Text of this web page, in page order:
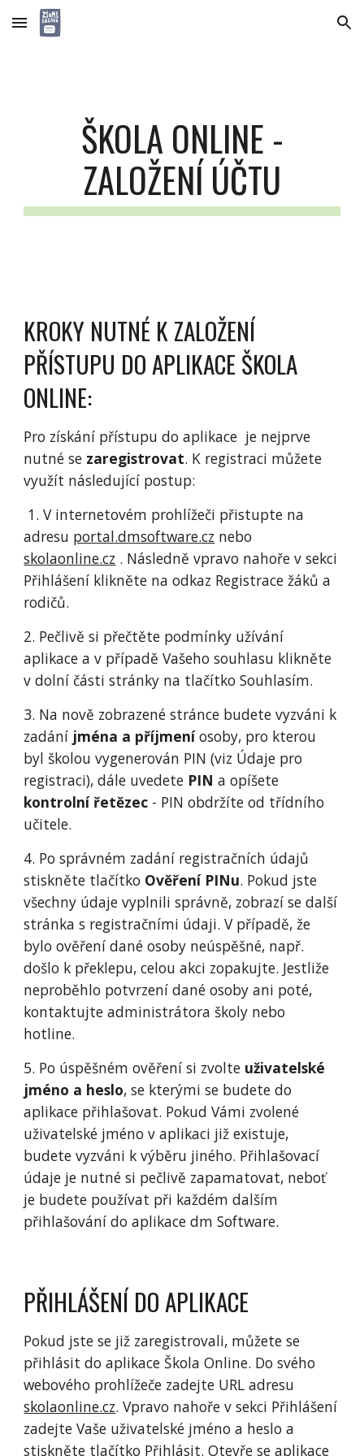
Skip to main content Skip to navigation
ŠKOLA ONLINE -
ZALOŽENÍ ÚČTU
KROKY NUTNÉ K ZALOŽENÍ
PŘÍSTUPU DO APLIKACE ŠKOLA
ONLINE:
Pro získání přístupu do aplikace je nejprve
nutné se zaregistrovat. K registraci můžete
využít následující postup:
1. V internetovém prohlížeči přistupte na
adresu portal.dmsoftware.cz nebo
skolaonline.cz . Následně vpravo nahoře v sekci
Přihlášení klikněte na odkaz Registrace žáků a
rodičů.
2. Pečlivě si přečtěte podmínky užívání
aplikace a v případě Vašeho souhlasu klikněte
v dolní části stránky na tlačítko Souhlasím.
3. Na nově zobrazené stránce budete vyzváni k
zadání jména a příjmeníosoby, pro kterou
byl školou vygenerován PIN (viz Údaje pro
registraci), dále uvedete PIN a opíšete
kontrolní řetězec - PIN obdržíte od třídního
učitele.
4. Po správném zadání registračních údajů
stiskněte tlačítko Ověření PINu. Pokud jste
všechny údaje vyplnili správně, zobrazí se další
stránka s registračními údaji. V případě, že
bylo ověření dané osoby neúspěšné, např.
došlo k překlepu, celou akci zopakujte. Jestliže
neproběhlo potvrzení dané osoby ani poté,
kontaktujte administrátora školy nebo
hotline.
5. Po úspěšném ověření si zvolte uživatelské
jméno a heslo, se kterými se budete do
aplikace přihlašovat. Pokud Vámi zvolené
uživatelské jméno v aplikaci již existuje,
budete vyzváni k výběru jiného. Přihlašovací
údaje je nutné si pečlivě zapamatovat, neboť
je budete používat při každém dalším
přihlašování do aplikace dm Software.
PŘIHLÁŠENÍ DO APLIKACE
Pokud jste se již zaregistrovali, můžete se
přihlásit do aplikace Škola Online. Do svého
webového prohlížeče zadejte URL adresu
skolaonline.cz. Vpravo nahoře v sekci Přihlášení
zadejte Vaše uživatelské jméno a heslo a
stiskněte tlačítko Přihlásit. Otevře se aplikace